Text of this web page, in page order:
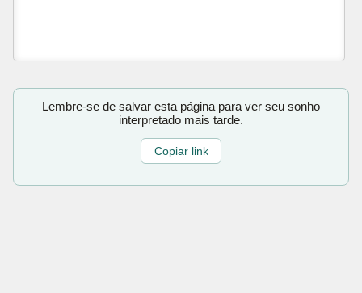
Lembre-se de salvar esta página para ver seu sonho
interpretado mais tarde.
Copiar link